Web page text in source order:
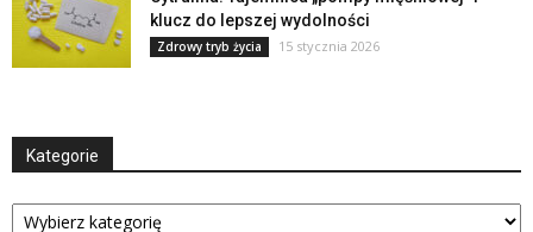
klucz do lepszej wydolności
Zdrowy tryb życia 15 stycznia 2026
Kategorie
Kategorie